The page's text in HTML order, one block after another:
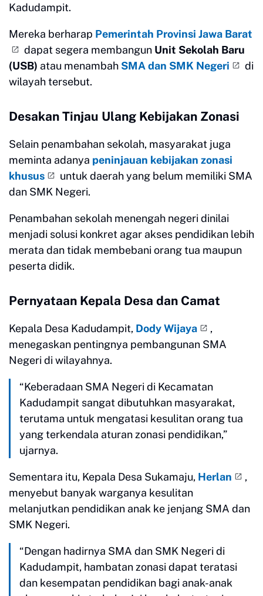
Kadudampit.
Mereka berharap Pemerintah Provinsi Jawa Barat
dapat segera membangun Unit Sekolah Baru
(USB) atau menambah SMA dan SMK Negeri
di
wilayah tersebut.
Desakan Tinjau Ulang Kebijakan Zonasi
Selain penambahan sekolah, masyarakat juga
meminta adanya peninjauan kebijakan zonasi
khusus
untuk daerah yang belum memiliki SMA
dan SMK Negeri.
Penambahan sekolah menengah negeri dinilai
menjadi solusi konkret agar akses pendidikan lebih
merata dan tidak membebani orang tua maupun
peserta didik.
Pernyataan Kepala Desa dan Camat
Kepala Desa Kadudampit, Dody Wijaya
,
menegaskan pentingnya pembangunan SMA
Negeri di wilayahnya.
“Keberadaan SMA Negeri di Kecamatan
Kadudampit sangat dibutuhkan masyarakat,
terutama untuk mengatasi kesulitan orang tua
yang terkendala aturan zonasi pendidikan,”
ujarnya.
Sementara itu, Kepala Desa Sukamaju, Herlan
,
menyebut banyak warganya kesulitan
melanjutkan pendidikan anak ke jenjang SMA dan
SMK Negeri.
“Dengan hadirnya SMA dan SMK Negeri di
Kadudampit, hambatan zonasi dapat teratasi
dan kesempatan pendidikan bagi anak-anak